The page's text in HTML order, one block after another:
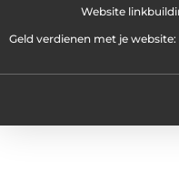
Website
Geld verdienen met je